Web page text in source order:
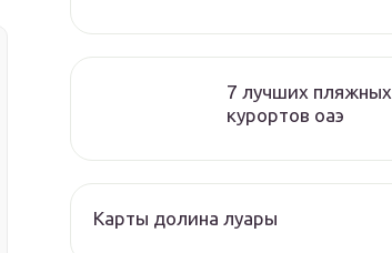
7 лучших пляжных
курортов оаэ
Карты долина луары